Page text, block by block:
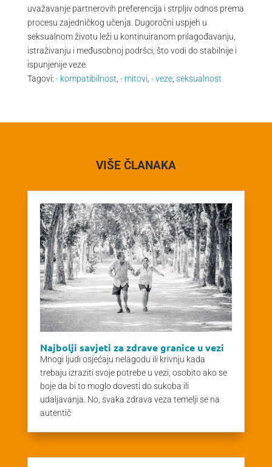
uvažavanje partnerovih preferencija i strpljiv odnos prema
procesu zajedničkog učenja. Dugoročni uspjeh u
seksualnom životu leži u kontinuiranom prilagođavanju,
istraživanju i međusobnoj podršci, što vodi do stabilnije i
ispunjenije veze.
Tagovi: - kompatibilnost - mitovi - veze, seksualnost
VIŠE ČLANAKA
Najbolji savjeti za zdrave granice u vezi
Mnogi ljudi osjećaju nelagodu ili krivnju kada
trebaju izraziti svoje potrebe u vezi, osobito ako se
boje da bi to moglo dovesti do sukoba ili
udaljavanja. No, svaka zdrava veza temelji se na
autentič